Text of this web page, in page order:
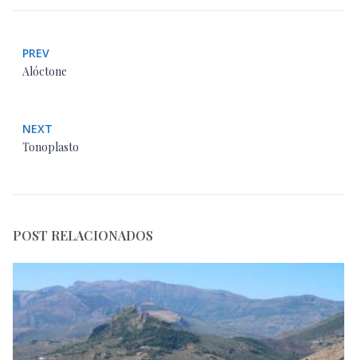
PREV
Alóctone
NEXT
Tonoplasto
POST RELACIONADOS